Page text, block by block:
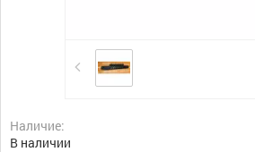
Наличие:
В наличии